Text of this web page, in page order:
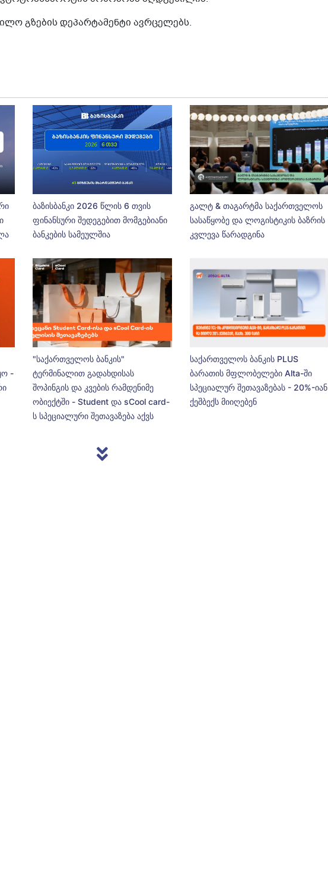
გზების დეპარტამენტი ავრცელებს.
ბაზისბანკი 2026 წლის 6 თვის
ფინანსური შედეგებით მომგებიანი
ბანკების სამეულშია
გალტ & თაგარტმა საქართველოს
სასაწყობე და ლოგისტიკის ბაზრის
კვლევა წარადგინა
-
"საქართველოს ბანკის"
ტერმინალით გადახდისას
შოპინგის და კვების რამდენიმე
ობიექტში - Student და sCool card-
ს სპეციალური შეთავაზება აქვს
საქართველოს ბანკის PLUS
ბარათის მფლობელები Alta-ში
სპეციალურ შეთავაზებას - 20%-იან
ქეშბექს მიიღებენ